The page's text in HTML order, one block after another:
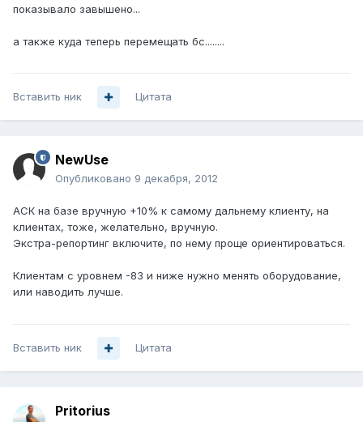
показывало завышено...
а также куда теперь перемещать бс........
Вставить ник Цитата
NewUse
Опубликовано 9 декабря, 2012
АСК на базе вручную +10% к самому дальнему клиенту, на
клиентах, тоже, желательно, вручную.
Экстра-репортинг включите, по нему проще ориентироваться.
Клиентам с уровнем -83 и ниже нужно менять оборудование,
или наводить лучше.
Вставить ник Цитата
Pritorius